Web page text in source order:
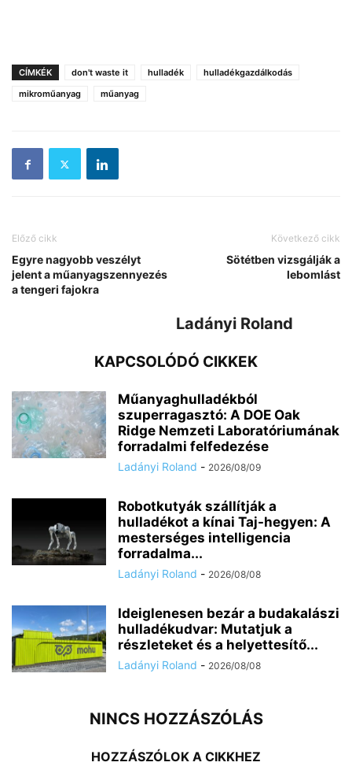
CÍMKÉK don't waste it hulladék
hulladékgazdálkodás
mikroműanyag
műanyag
Előző cikk
Egyre nagyobb veszélyt
jelent a műanyagszennyezés
a tengeri fajokra
Következő cikk
Sötétben vizsgálják a
lebomlást
Ladányi Roland
KAPCSOLÓDÓ CIKKEK
Műanyaghulladékból
szuperragasztó: A DOE Oak
Ridge Nemzeti Laboratóriumának
forradalmi felfedezése
Ladányi Roland - 2026/08/09
Robotkutyák szállítják a
hulladékot a kínai Taj-hegyen: A
mesterséges intelligencia
forradalma...
Ladányi Roland - 2026/08/08
Ideiglenesen bezár a budakalászi
hulladékudvar: Mutatjuk a
részleteket és a helyettesítő...
Ladányi Roland - 2026/08/08
NINCS HOZZÁSZÓLÁS
HOZZÁSZÓLOK A CIKKHEZ